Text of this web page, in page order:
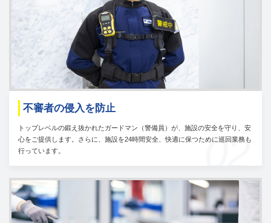
02
不審者の侵入を防止
トップレベルの鍛え抜かれたガードマン（警備員）が、施設の安全を守り、安
心をご提供します。さらに、施設を24時間安全、快適に保つために巡回業務も
行っています。